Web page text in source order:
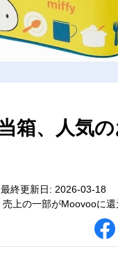
箱、人気
最終更新日: 2026-03-18
上の一部がMoovooに還